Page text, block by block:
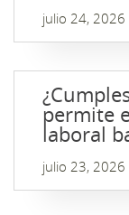
julio 24, 2026
permite
laboral
julio 23, 2026